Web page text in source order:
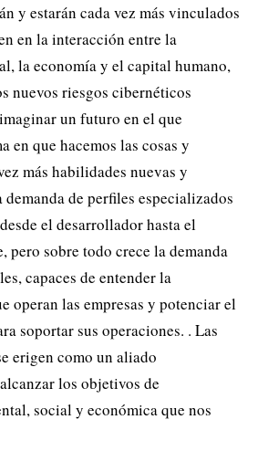
y estarán cada vez más vinculados
en la interacción entre la
la economía y el capital humano,
nuevos riesgos cibernéticos
un futuro en el que
en que hacemos las cosas y
más habilidades nuevas y
de perfiles especializados
el desarrollador hasta el
pero sobre todo crece la demanda
capaces de entender la
operan las empresas y potenciar el
soportar sus operaciones. . Las
erigen como un aliado
los objetivos de
social y económica que nos